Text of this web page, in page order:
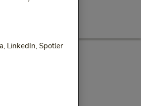
LinkedIn, Spotler